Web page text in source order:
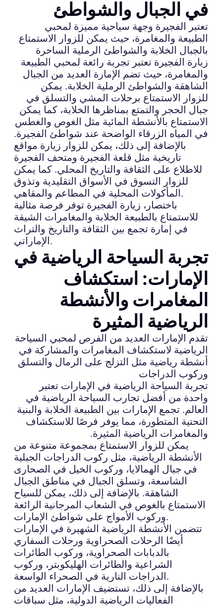
في الجبال والشواطئ
تعتبر الفجيرة وجهة سياحية مميزة لمحبي
الطبيعة والمغامرة، حيث يمكن للزوار الاستمتاع
بالجبال الخلابة والشواطئ الرملية الساحرة
زيارة الفجيرة تعتبر تجربة رائعة لمحبي الطبيعة
والمغامرة، حيث تضم الإمارة العديد من الجبال
الشاهقة والشواطئ الرملية الخلابة. يمكن
للزوار الاستمتاع برحلات المشي والتسلق في
جبال الحجر والتمتع بمناظرها الخلابة، كما يمكن
الاستمتاع بالأنشطة المائية مثل الغوص والغطس
في المياه الزرقاء الواضحة عند شواطئ الفجيرة.
بالإضافة إلى ذلك، يمكن للزوار زيارة مواقع
تاريخية مثل قلعة الفجيرة ومتحف الفجيرة
للاطلاع على الثقافة والتاريخ المحلي. كما يمكن
للزوار التسوق في الأسواق التقليدية وتذوق
المأكولات المحلية في المطاعم والمقاهي.
باختصار، زيارة الفجيرة توفر فرصة مثالية
للاستمتاع بالطبيعة الخلابة والمغامرات الشيقة
في إمارة تجمع بين الثقافة والتاريخ والتراث
الإماراتي.
تجربة السياحة الرياضية في
الإمارات: استكشاف
المغامرات والأنشطة
الرياضية المثيرة
تقدم الإمارات العديد من الفرص لمحبي السياحة
الرياضية لاستكشاف المغامرات والمشاركة في
أنشطة رياضية مثل التزلج على الرمال والتسلق
وركوب الدراجات
تجربة السياحة الرياضية في الإمارات تعتبر
واحدة من أفضل تجارب السياحة الرياضية في
العالم. تجمع الإمارات بين الطبيعة الخلابة والبنية
التحتية المتطورة، مما يوفر فرصًا للاستكشاف
والمغامرات الرياضية المثيرة.
يمكن للزوار الاستمتاع بمجموعة متنوعة من
الأنشطة الرياضية، مثل ركوب الدراجات الجبلية
في جبال الهمالايا، وركوب الخيل في الصحارى
الشاسعة، وتسلق الجبال في مناطق الجبال
الشاهقة. بالإضافة إلى ذلك، يمكن للسياح
الاستمتاع بالغوص في الشعاب المرجانية الرائعة
وركوب الأمواج على شواطئ الإمارات.
تتضمن الأنشطة الرياضية الشهيرة في الإمارات
أيضًا الرحلات الصحراوية ورحلات السفاري
بالدبابات الصحراوية، وركوب الطائرات
الشراعية والطائرات الهليكوبتر، وركوب
الدراجات النارية في الصحراء الواسعة.
بالإضافة إلى ذلك، تستضيف الإمارات العديد من
الفعاليات الرياضية الدولية، مثل سباقات